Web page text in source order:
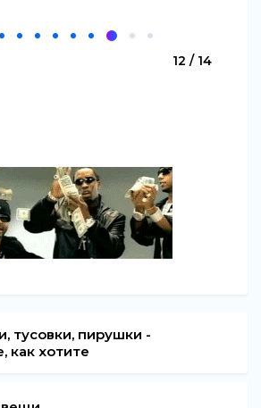
12 / 14
тусовки, пирушки -
как хотите